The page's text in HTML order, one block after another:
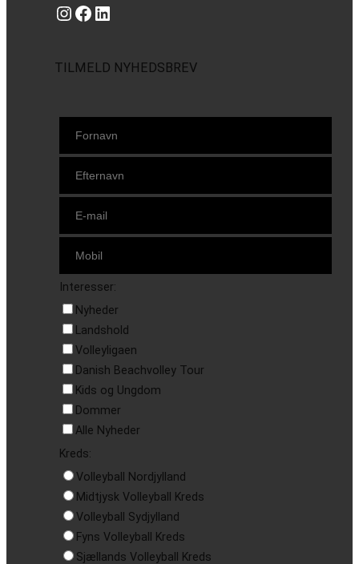
Instagram https://www.facebook.com/danishbeachvolleytour LinkedIn
TILMELD NYHEDSBREV
Interesser:
Nyheder
Landshold
Volleyligaen
Danish Beachvolley Tour
Kids og Ungdom
Dommer
Alle Nyheder
Kreds:
Volleyball Nordjylland
Midtjysk Volleyball Kreds
Volleyball Sydjylland
Fyns Volleyball Kreds
Sjællands Volleyball Kreds